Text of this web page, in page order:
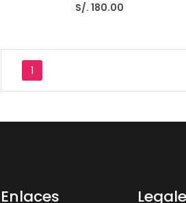
S/. 180.00
1
Enlaces